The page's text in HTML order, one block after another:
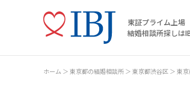
東証プライム上場
結婚相談所探しは
ホーム 東京都の結婚相談所 東京都渋谷区 東